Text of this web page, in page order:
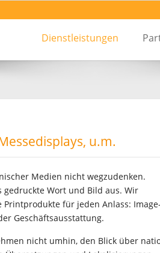
Dienstleistungen
u.m.
Medien nicht wegzudenken.
Wort und Bild aus. Wir
für jeden Anlass:
Geschäftsausstattung.
nicht umhin, den Blick über